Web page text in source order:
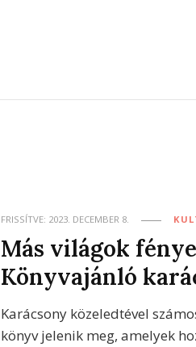
FRISSÍTVE: 2023. DECEMBER 8.
Más világok
Könyvajánló
Karácsony közeledtével
könyv jelenik meg, amelyek